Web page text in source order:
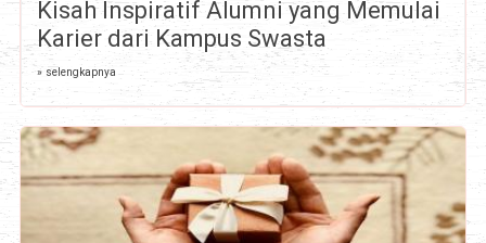
Kisah Inspiratif Alumni yang Memulai
Karier dari Kampus Swasta
» selengkapnya